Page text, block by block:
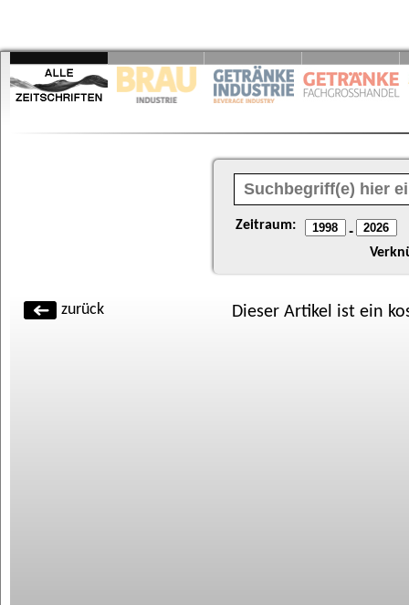
Zeitraum: -
zurück Dieser Artikel ist ein